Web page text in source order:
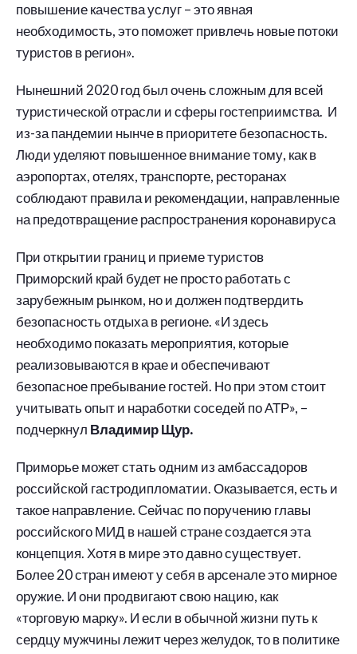
повышение качества услуг – это явная
необходимость, это поможет привлечь новые потоки
туристов в регион».
Нынешний 2020 год был очень сложным для всей
туристической отрасли и сферы гостеприимства. И
из-за пандемии нынче в приоритете безопасность.
Люди уделяют повышенное внимание тому, как в
аэропортах, отелях, транспорте, ресторанах
соблюдают правила и рекомендации, направленные
на предотвращение распространения коронавируса
При открытии границ и приеме туристов
Приморский край будет не просто работать с
зарубежным рынком, но и должен подтвердить
безопасность отдыха в регионе. «И здесь
необходимо показать мероприятия, которые
реализовываются в крае и обеспечивают
безопасное пребывание гостей. Но при этом стоит
учитывать опыт и наработки соседей по АТР», –
подчеркнул Владимир Щур.
Приморье может стать одним из амбассадоров
российской гастродипломатии. Оказывается, есть и
такое направление. Сейчас по поручению главы
российского МИД в нашей стране создается эта
концепция. Хотя в мире это давно существует.
Более 20 стран имеют у себя в арсенале это мирное
оружие. И они продвигают свою нацию, как
«торговую марку». И если в обычной жизни путь к
сердцу мужчины лежит через желудок, то в политике